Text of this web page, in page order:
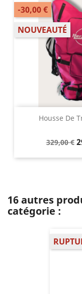
Housse De
329,00 €
-30,00 €
NOUVEAUTÉ
16 autres
catégorie :